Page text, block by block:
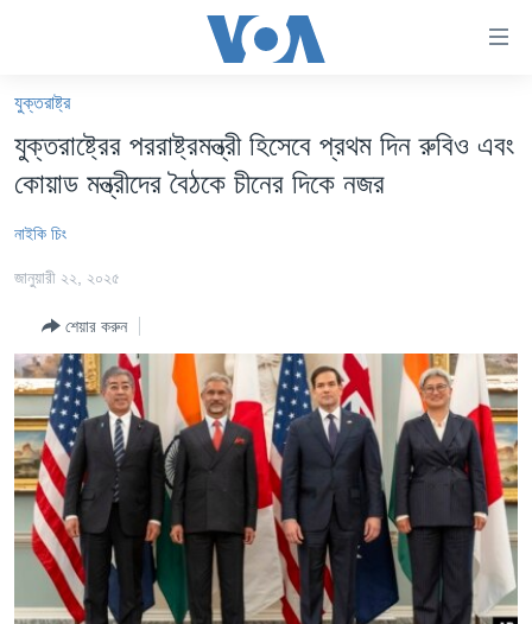
কনটেন্টে
যান।
প্রধান
যান
যান
বাংলাদেশ
বিশ্ব
ভারত
দক্ষিণ-এশিয়া
সম্পাদকীয়
টেলিভিশন
ভিডিও
Learning English
যুক্তরাষ্ট্র
যুক্তরাষ্ট্রের পররাষ্ট্রমন্ত্রী হিসেবে প্রথম দিন রুবিও এবং
কোয়াড মন্ত্রীদের বৈঠকে চীনের দিকে নজর
নাইকি চিং
জানুয়ারী ২২, ২০২৫
শেয়ার করুন